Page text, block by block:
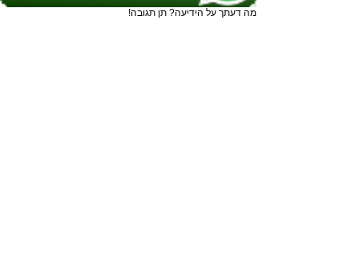
מה דעתך על הידיעה? תן תגובה!